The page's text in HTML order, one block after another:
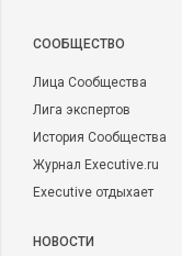
CООБЩЕСТВО
Лица Сообщества
Лига экспертов
История Сообщества
Журнал Executive.ru
Executive отдыхает
НОВОСТИ